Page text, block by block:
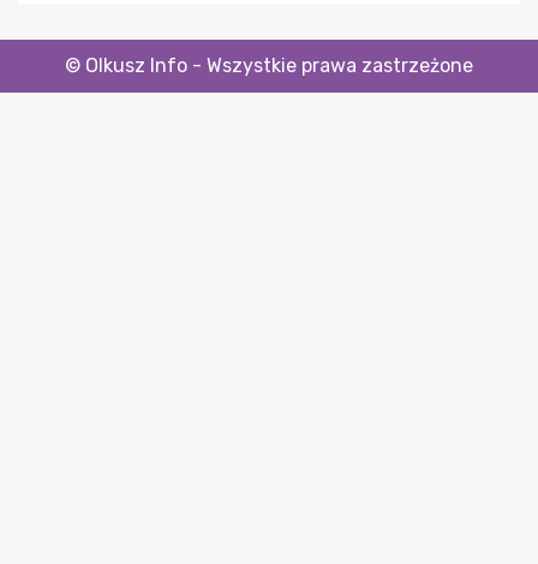
© Olkusz Info - Wszystkie prawa zastrzeżone